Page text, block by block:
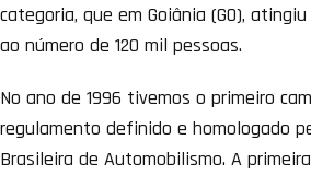
categoria, que em Goiânia (GO),
ao número de 120 mil pessoas.
No ano de 1996 tivemos o primeiro
regulamento definido e homologado
Brasileira de Automobilismo. A